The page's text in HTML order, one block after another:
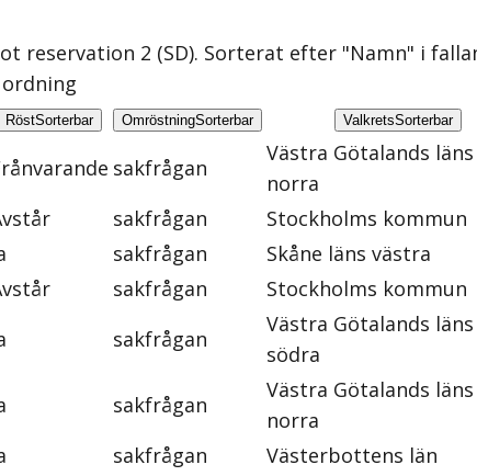
reservation 2 (SD). Sorterat efter "Namn" i
ordning
RöstSorterbar OmröstningSorterbar ValkretsSorterbar
sakfrågan
Västra Götalands läns
norra
sakfrågan
Stockholms kommun
sakfrågan
Skåne läns västra
sakfrågan
Stockholms kommun
sakfrågan
Västra Götalands läns
södra
sakfrågan
Västra Götalands läns
norra
sakfrågan
Västerbottens län